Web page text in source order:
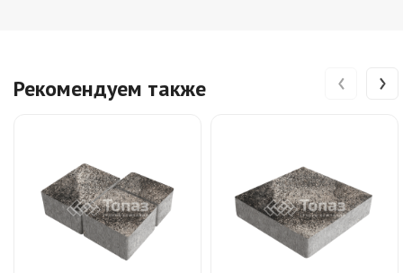
Рекомендуем также ‹ ›